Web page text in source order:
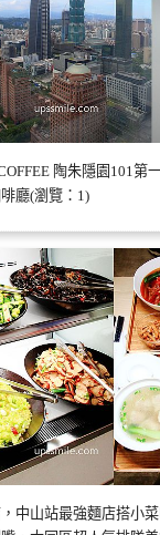
陶朱隱園101第
廳(瀏覽：1)
中山站最強麵店搭小